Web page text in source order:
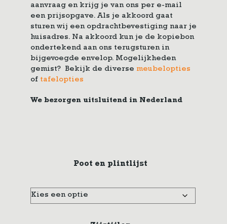
aanvraag en krijg je van ons per e-mail
een prijsopgave. Als je akkoord gaat
sturen wij een opdrachtbevestiging naar je
huisadres. Na akkoord kun je de kopiebon
ondertekend aan ons terugsturen in
bijgevoegde envelop. Mogelijkheden
gemist? Bekijk de diverse meubelopties
of tafelopties
We bezorgen uitsluitend in Nederland
Poot en plintlijst